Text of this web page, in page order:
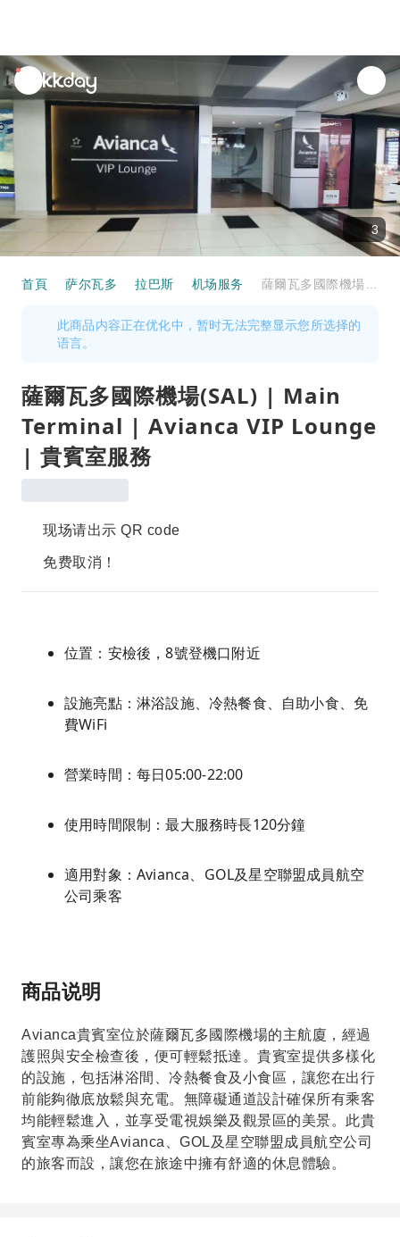
unread
notifications
3
首頁 萨尔瓦多 拉巴斯 机场服务
此商品内容正在优化中，暂时无法完整显示您所选择的
语言。
薩爾瓦多國際機場(SAL) | Main
Terminal | Avianca VIP Lounge
| 貴賓室服務
现场请出示 QR code
免费取消！
位置：安檢後，8號登機口附近
設施亮點：淋浴設施、冷熱餐食、自助小食、免
費WiFi
營業時間：每日05:00-22:00
使用時間限制：最大服務時長120分鐘
適用對象：Avianca、GOL及星空聯盟成員航空
公司乘客
商品说明
Avianca貴賓室位於薩爾瓦多國際機場的主航廈，經過
護照與安全檢查後，便可輕鬆抵達。貴賓室提供多樣化
的設施，包括淋浴間、冷熱餐食及小食區，讓您在出行
前能夠徹底放鬆與充電。無障礙通道設計確保所有乘客
均能輕鬆進入，並享受電視娛樂及觀景區的美景。此貴
賓室專為乘坐Avianca、GOL及星空聯盟成員航空公司
的旅客而設，讓您在旅途中擁有舒適的休息體驗。